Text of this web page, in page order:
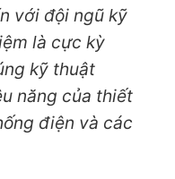
với đội ngũ kỹ
là cực kỳ
kỹ thuật
năng của thiết
điện và các